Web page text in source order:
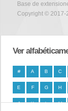
Base de
Copyright © 2017-
Ver
# A B C
E F G H
J K L M